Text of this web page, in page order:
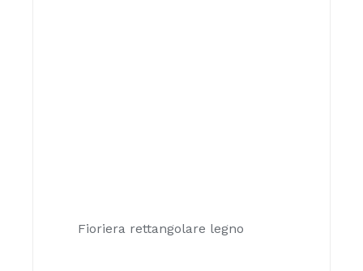
Fioriera rettangolare legno